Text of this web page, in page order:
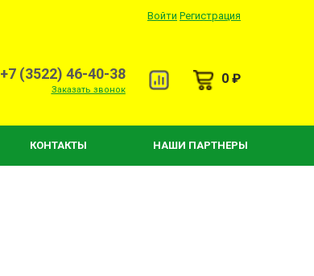
Войти Регистрация
+7 (3522) 46-40-38
Заказать звонок
0 ₽
КОНТАКТЫ НАШИ ПАРТНЕРЫ